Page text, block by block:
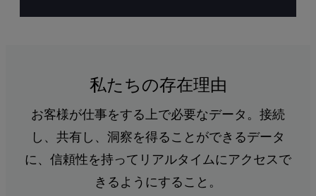
私たちの存在理由
お客様が仕事をする上で必要なデータ。接続
し、共有し、洞察を得ることができるデータ
に、信頼性を持ってリアルタイムにアクセスで
きるようにすること。